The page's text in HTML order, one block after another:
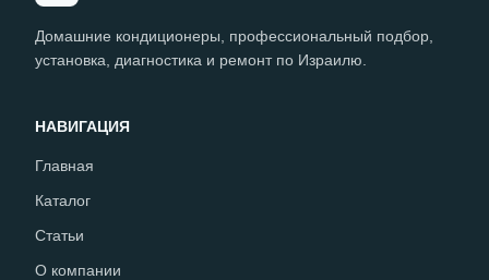
Домашние кондиционеры, профессиональный подбор,
установка, диагностика и ремонт по Израилю.
НАВИГАЦИЯ
Главная
Каталог
Статьи
О компании